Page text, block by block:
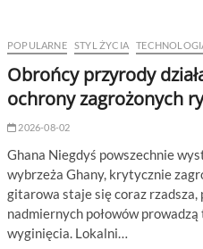
POPULARNE STYL ŻYCIA
Obrońcy przyrody
ochrony zagrożonych
2026-08-02
Ghana Niegdyś powszechnie
wybrzeża Ghany, krytycznie
gitarowa staje się coraz rzadsza,
nadmiernych połowów
wyginięcia. Lokalni…